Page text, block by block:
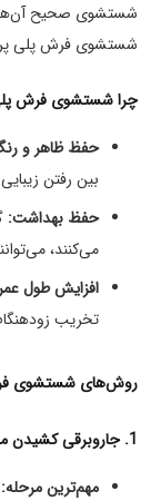
شستشوی صحیح آن‌ها
شستشوی فرش پلی
چرا شستشوی فرش
حفظ ظاهر و
بین رفتن
حفظ بهداشت:
می‌کنند،
افزایش طول
تخریب
روش‌های شستشوی
1. جاروبرقی کشیدن منظم
مهم‌ترین مرحله: